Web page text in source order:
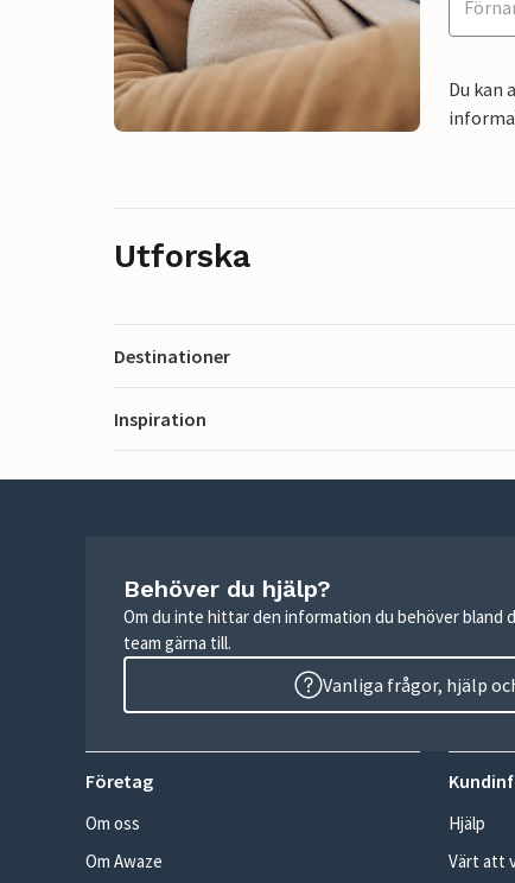
Du kan
Utforska
Destinationer
Inspiration
Behöver du hjälp?
Om du inte hittar den information du behöver bland
team gärna till.
Vanliga frågor, hjälp
Företag
Om oss
Om Awaze
Hjälp
Värt att